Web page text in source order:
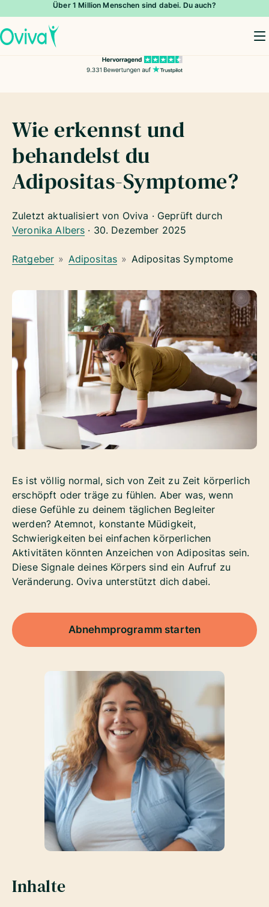
Über 1 Million Menschen sind dabei. Du auch?
Wie erkennst und
behandelst du
Adipositas-Symptome?
Zuletzt aktualisiert von Oviva · Geprüft durch
Veronika Albers · 30. Dezember 2025
Ratgeber » Adipositas » Adipositas Symptome
Es ist völlig normal, sich von Zeit zu Zeit körperlich
erschöpft oder träge zu fühlen. Aber was, wenn
diese Gefühle zu deinem täglichen Begleiter
werden? Atemnot, konstante Müdigkeit,
Schwierigkeiten bei einfachen körperlichen
Aktivitäten könnten Anzeichen von Adipositas sein.
Diese Signale deines Körpers sind ein Aufruf zu
Veränderung. Oviva unterstützt dich dabei.
Abnehmprogramm starten
Inhalte